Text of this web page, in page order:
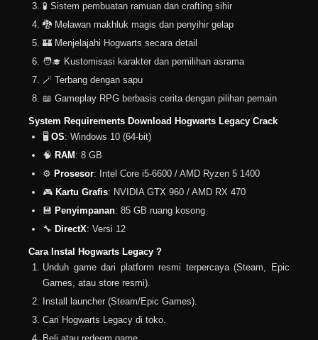
🧪 Sistem pembuatan ramuan dan crafting sihir
🐉 Melawan makhluk magis dan penyihir gelap
🏰 Menjelajahi Hogwarts secara detail
🧑‍🎓 Kustomisasi karakter dan pemilihan asrama
🪄 Terbang dengan sapu
📖 Gameplay RPG berbasis cerita dengan pilihan pemain
System Requirements Download Hogwarts Legacy Crack
🖥 OS: Windows 10 (64-bit)
🧠 RAM : 8 GB
⚙️ Prosesor: Intel Core i5-6600 / AMD Ryzen 5 1400
🎮 Kartu Grafis: NVIDIA GTX 960 / AMD RX 470
💾 Penyimpanan: 85 GB ruang kosong
🔧 DirectX: Versi 12
Cara Instal Hogwarts Legacy ?
Unduh game dari platform resmi terpercaya (Steam, Epic
Games, atau store resmi).
Install launcher (Steam/Epic Games).
Cari Hogwarts Legacy di toko.